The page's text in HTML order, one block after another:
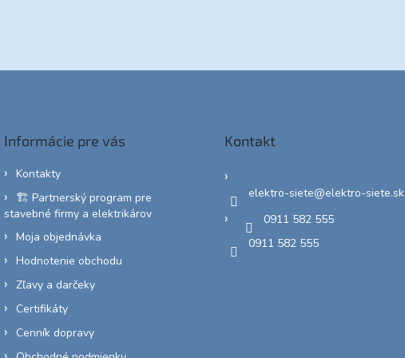
Informácie pre vás
Kontakty
🏗️ Partnerský program pre
stavebné firmy a elektrikárov
Moja objednávka
Hodnotenie obchodu
Zľavy a darčeky
Certifikáty
Cenník dopravy
Kontakt
elektro-siete@elektro-siete.sk
0911 582 555
0911 582 555